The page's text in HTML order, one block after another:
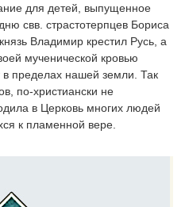
для детей, выпущенное
свв. страстотерпцев Бориса
Владимир крестил Русь, а
мученической кровью
в пределах нашей земли. Так
по-христиански не
в Церковь многих людей
к пламенной вере.